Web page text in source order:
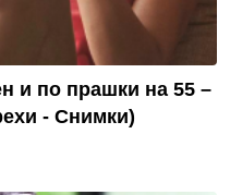
и по прашки на 55 –
- Снимки)